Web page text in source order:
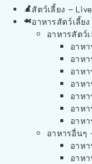
สัตว์เลี้ยง –
อาหารสัตว์เลี้ย
อาหารสัตว์
อาห
อาห
อาห
อาห
อาห
อาห
อาห
อาหารอื่นๆ
อาห
อาหา